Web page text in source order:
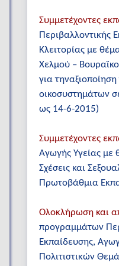
Συμμετέχοντες
Περιβαλλοντικής
Κλειτορίας με
Χελμού –
για
οικοσυστημάτων
ως 14-6-2015)
Συμμετέχοντες
Αγωγής Υγείας με
Σχέσεις και
Πρωτοβάθμια
Ολοκλήρωση και
προγραμμάτων
Εκπαίδευσης,
Πολιτιστικών